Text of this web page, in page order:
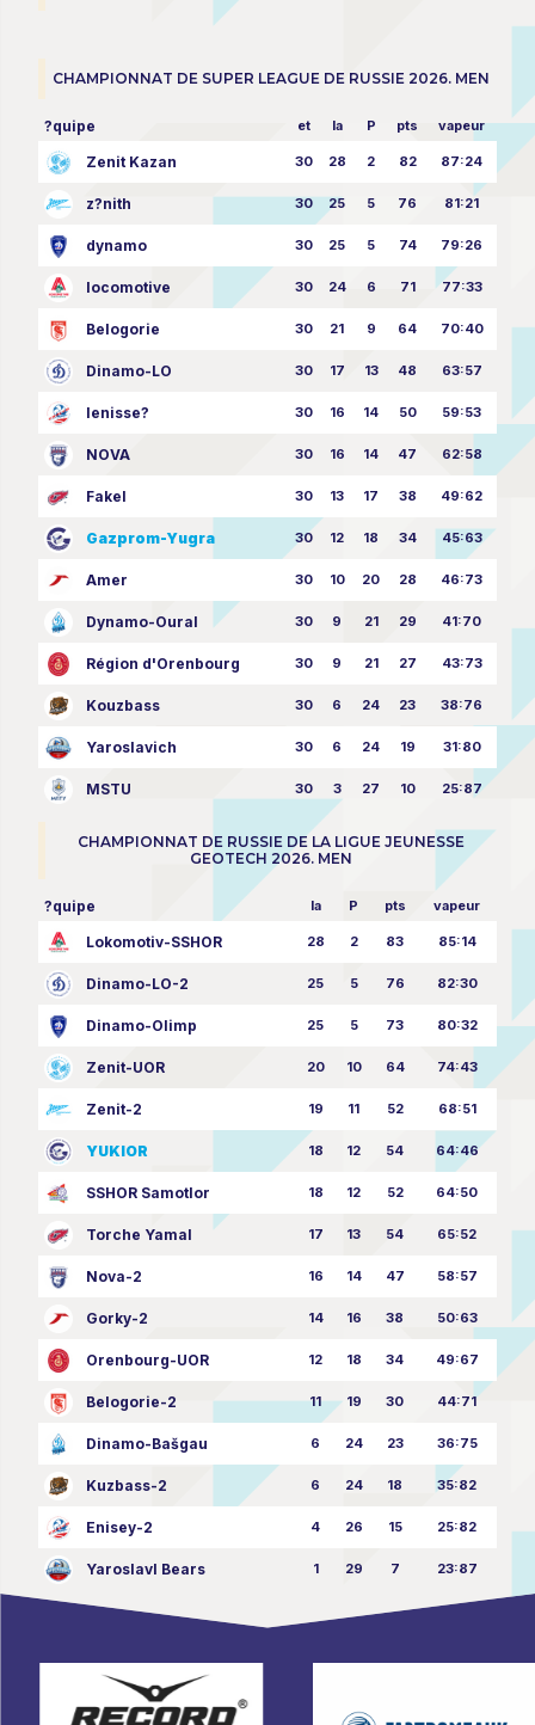
CHAMPIONNAT DE SUPER LEAGUE DE RUSSIE 2026. MEN
?quipe et la P pts vapeur
Zenit Kazan 30 28 2 82 87:24
z?nith 30 25 5 76 81:21
dynamo 30 25 5 74 79:26
locomotive 30 24 6 71 77:33
Belogorie 30 21 9 64 70:40
Dinamo-LO 30 17 13 48 63:57
Ienisse? 30 16 14 50 59:53
NOVA 30 16 14 47 62:58
Fakel 30 13 17 38 49:62
Gazprom-Yugra 30 12 18 34 45:63
Amer 30 10 20 28 46:73
Dynamo-Oural 30 9 21 29 41:70
Région d'Orenbourg 30 9 21 27 43:73
Kouzbass 30 6 24 23 38:76
Yaroslavich 30 6 24 19 31:80
MSTU 30 3 27 10 25:87
CHAMPIONNAT DE RUSSIE DE LA LIGUE JEUNESSE
GEOTECH 2026. MEN
?quipe la P pts vapeur
Lokomotiv-SSHOR 28 2 83 85:14
Dinamo-LO-2 25 5 76 82:30
Dinamo-Olimp 25 5 73 80:32
Zenit-UOR 20 10 64 74:43
Zenit-2 19 11 52 68:51
YUKIOR 18 12 54 64:46
SSHOR Samotlor 18 12 52 64:50
Torche Yamal 17 13 54 65:52
Nova-2 16 14 47 58:57
Gorky-2 14 16 38 50:63
Orenbourg-UOR 12 18 34 49:67
Belogorie-2 11 19 30 44:71
Dinamo-Bašgau 6 24 23 36:75
Kuzbass-2 6 24 18 35:82
Enisey-2 4 26 15 25:82
Yaroslavl Bears 1 29 7 23:87